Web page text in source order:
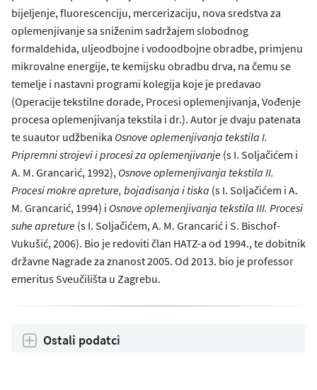
bijeljenje, fluorescenciju, mercerizaciju, nova sredstva za
oplemenjivanje sa sniženim sadržajem slobodnog
formaldehida, uljeodbojne i vodoodbojne obradbe, primjenu
mikrovalne energije, te kemijsku obradbu drva, na čemu se
temelje i nastavni programi kolegija koje je predavao
(Operacije tekstilne dorade, Procesi oplemenjivanja, Vođenje
procesa oplemenjivanja tekstila i dr.). Autor je dvaju patenata
te suautor udžbenika Osnove oplemenjivanja tekstila I.
Pripremni strojevi i procesi za oplemenjivanje (s I. Soljačićem i
A. M. Grancarić, 1992), Osnove oplemenjivanja tekstila II.
Procesi mokre apreture, bojadisanja i tiska (s I. Soljačićem i A.
M. Grancarić, 1994) i Osnove oplemenjivanja tekstila III. Procesi
suhe apreture (s I. Soljačićem, A. M. Grancarić i S. Bischof-
Vukušić, 2006). Bio je redoviti član HATZ-a od 1994., te dobitnik
državne Nagrade za znanost 2005. Od 2013. bio je professor
emeritus Sveučilišta u Zagrebu.
Ostali podatci